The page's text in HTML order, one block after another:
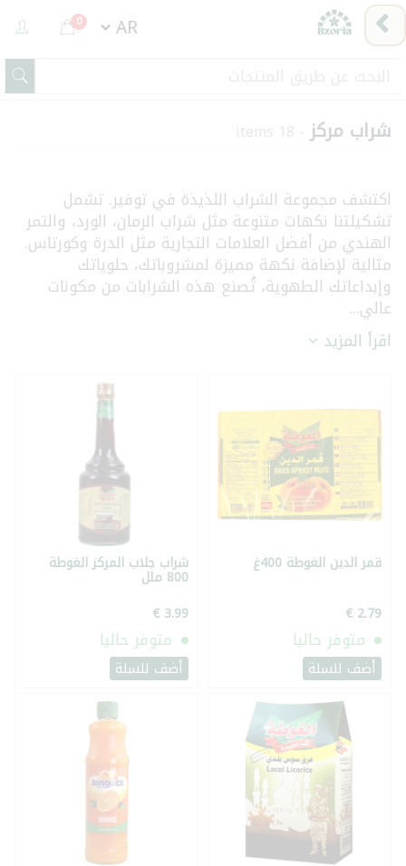
0
شراب مركز - 18 items
اكتشف مجموعة الشراب اللذيذة في توفير. تشمل
تشكيلتنا نكهات متنوعة مثل شراب الرمان، الورد، والتمر
الهندي من أفضل العلامات التجارية مثل الدرة وكورتاس.
مثالية لإضافة نكهة مميزة لمشروباتك، حلوياتك
وإبداعاتك الطهوية، تُصنع هذه الشرابات من مكونات
عالي...
اقرأ المزيد
قمر الدين الغوطة 400غ
متوفر حاليا
أضف للسلة
شراب جلاب المركز الغوطة
800 ملل
متوفر حاليا
أضف للسلة